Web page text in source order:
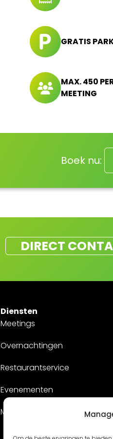
GRATIS
MAX. 450
MEETING
Boek nu:
DIRECT
Diensten
Meetings
Overnachtingen
Restaurantservice
Evenementen
Maatwerk